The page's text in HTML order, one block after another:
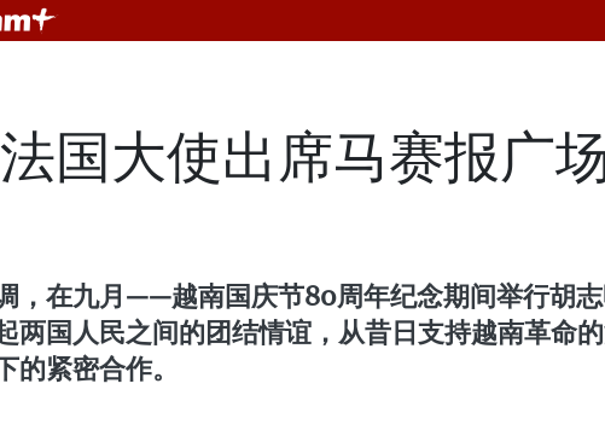
国大使出席马赛报广
，在九月——越南国庆节80周年纪念期间举行胡
两国人民之间的团结情谊，从昔日支持越南革命
的紧密合作。